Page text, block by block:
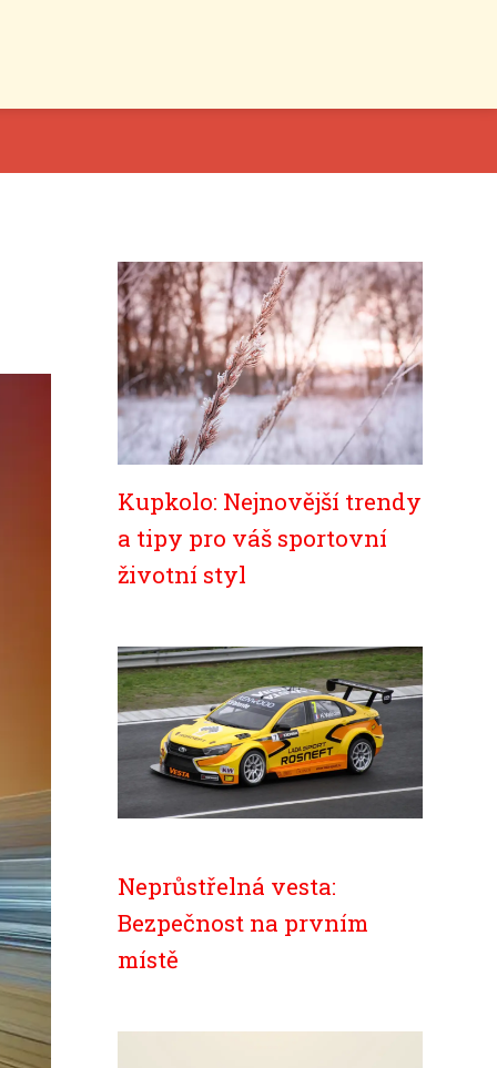
Kupkolo: Nejnovější trendy
a tipy pro váš sportovní
životní styl
Neprůstřelná vesta:
Bezpečnost na prvním
místě